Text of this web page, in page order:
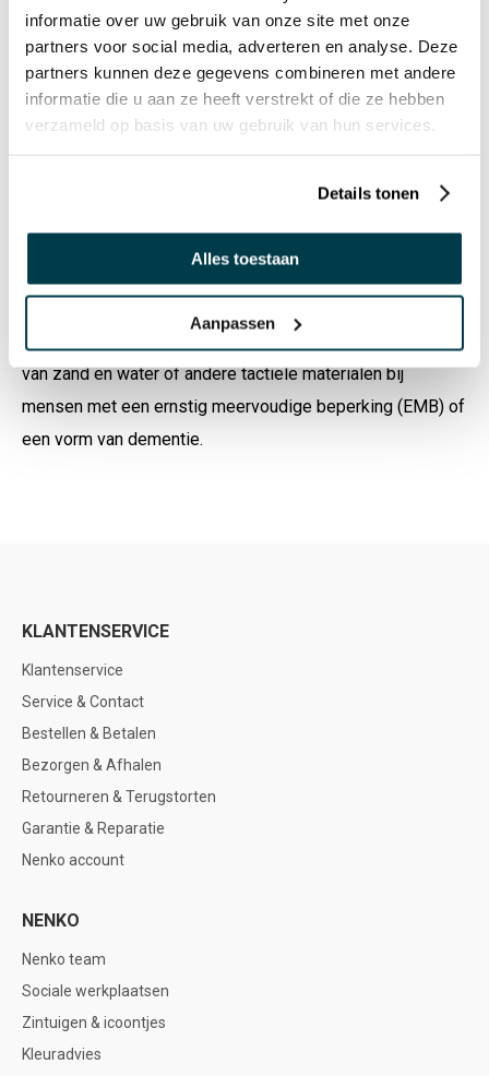
informatie over uw gebruik van onze site met onze
partners voor social media, adverteren en analyse. Deze
partners kunnen deze gegevens combineren met andere
informatie die u aan ze heeft verstrekt of die ze hebben
verzameld op basis van uw gebruik van hun services.
Details tonen
Alles toestaan
Aanpassen
zorgt voor ontspanning.
Zodra het spelen met zand of water als “meer” kan
worden gezien dan alleen maar buitenspelen omdat het
van zand en water of andere tactiele materialen bij
mensen met een ernstig meervoudige beperking (EMB) of
een vorm van dementie.
KLANTENSERVICE
Klantenservice
Service & Contact
Bestellen & Betalen
Bezorgen & Afhalen
Retourneren & Terugstorten
Garantie & Reparatie
Nenko account
NENKO
Nenko team
Sociale werkplaatsen
Zintuigen & icoontjes
Kleuradvies